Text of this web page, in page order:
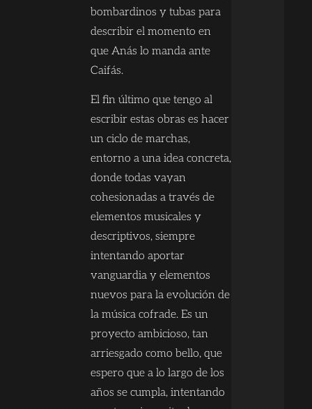
bombardinos y tubas para
describir el momento en
que Anás lo manda ante
Caifás.
El fin último que tengo al
escribir estas obras es hacer
un ciclo de marchas,
entorno a una idea concreta,
donde todas vayan
cohesionadas a través de
elementos musicales y
descriptivos, siempre
intentando aportar
vanguardia y elementos
nuevos para la evolución de
la música cofrade. Es un
proyecto ambicioso, tan
arriesgado como bello, que
espero que a lo largo de los
años se cumpla, intentando